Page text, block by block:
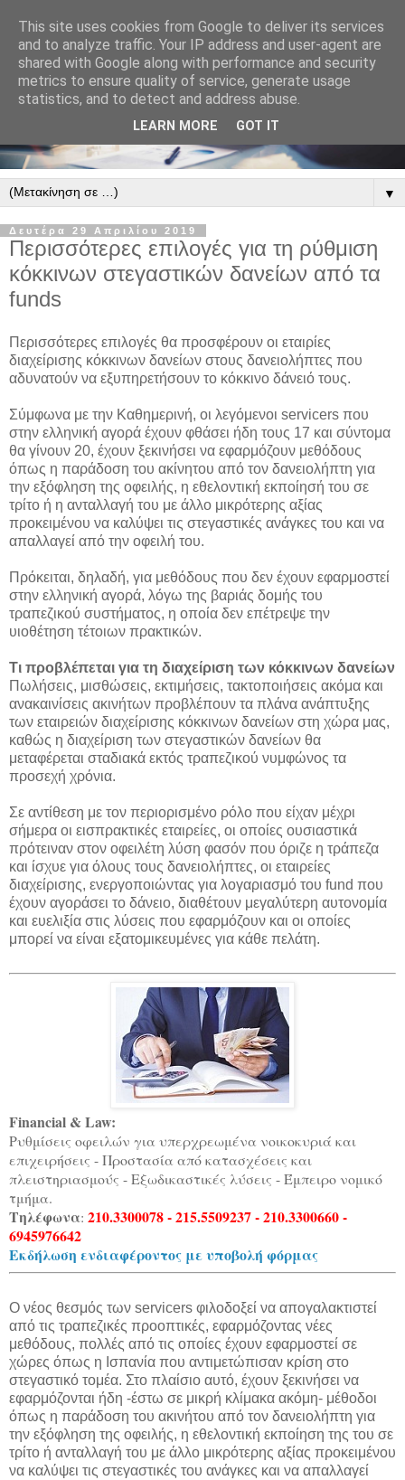
▼
Δευτέρα 29 Απριλίου 2019
Περισσότερες επιλογές για τη ρύθμιση
κόκκινων στεγαστικών δανείων από τα
funds
Περισσότερες επιλογές θα προσφέρουν οι εταιρίες
διαχείρισης κόκκινων δανείων στους δανειολήπτες που
αδυνατούν να εξυπηρετήσουν το κόκκινο δάνειό τους.
Σύμφωνα με την Καθημερινή, οι λεγόμενοι servicers που
στην ελληνική αγορά έχουν φθάσει ήδη τους 17 και σύντομα
θα γίνουν 20, έχουν ξεκινήσει να εφαρμόζουν μεθόδους
όπως η παράδοση του ακίνητου από τον δανειολήπτη για
την εξόφληση της οφειλής, η εθελοντική εκποίησή του σε
τρίτο ή η ανταλλαγή του με άλλο μικρότερης αξίας
προκειμένου να καλύψει τις στεγαστικές ανάγκες του και να
απαλλαγεί από την οφειλή του.
Πρόκειται, δηλαδή, για μεθόδους που δεν έχουν εφαρμοστεί
στην ελληνική αγορά, λόγω της βαριάς δομής του
τραπεζικού συστήματος, η οποία δεν επέτρεψε την
υιοθέτηση τέτοιων πρακτικών.
Τι προβλέπεται για τη διαχείριση των κόκκινων δανείων
Πωλήσεις, μισθώσεις, εκτιμήσεις, τακτοποιήσεις ακόμα και
ανακαινίσεις ακινήτων προβλέπουν τα πλάνα ανάπτυξης
των εταιρειών διαχείρισης κόκκινων δανείων στη χώρα μας,
καθώς η διαχείριση των στεγαστικών δανείων θα
μεταφέρεται σταδιακά εκτός τραπεζικού νυμφώνος τα
προσεχή χρόνια.
Σε αντίθεση με τον περιορισμένο ρόλο που είχαν μέχρι
σήμερα οι εισπρακτικές εταιρείες, οι οποίες ουσιαστικά
πρότειναν στον οφειλέτη λύση φασόν που όριζε η τράπεζα
και ίσχυε για όλους τους δανειολήπτες, οι εταιρείες
διαχείρισης, ενεργοποιώντας για λογαριασμό του fund που
έχουν αγοράσει το δάνειο, διαθέτουν μεγαλύτερη αυτονομία
και ευελιξία στις λύσεις που εφαρμόζουν και οι οποίες
μπορεί να είναι εξατομικευμένες για κάθε πελάτη.
Financial & Law:
Ρυθμίσεις οφειλών για υπερχρεωμένα νοικοκυριά και
επιχειρήσεις - Προστασία από κατασχέσεις και
πλειστηριασμούς - Εξωδικαστικές λύσεις - Έμπειρο νομικό
τμήμα.
Τηλέφωνα: 210.3300078 - 215.5509237 - 210.3300660 -
6945976642
Εκδήλωση ενδιαφέροντος με υποβολή φόρμας
Ο νέος θεσμός των servicers φιλοδοξεί να απογαλακτιστεί
από τις τραπεζικές προοπτικές, εφαρμόζοντας νέες
μεθόδους, πολλές από τις οποίες έχουν εφαρμοστεί σε
χώρες όπως η Ισπανία που αντιμετώπισαν κρίση στο
στεγαστικό τομέα. Στο πλαίσιο αυτό, έχουν ξεκινήσει να
εφαρμόζονται ήδη -έστω σε μικρή κλίμακα ακόμη- μέθοδοι
όπως η παράδοση του ακινήτου από τον δανειολήπτη για
την εξόφληση της οφειλής, η εθελοντική εκποίηση της του σε
τρίτο ή ανταλλαγή του με άλλο μικρότερης αξίας προκειμένου
να καλύψει τις στεγαστικές του ανάγκες και να απαλλαγεί
This site uses cookies from Google to deliver its services
and to analyze traffic. Your IP address and user-agent are
shared with Google along with performance and security
metrics to ensure quality of service, generate usage
statistics, and to detect and address abuse.
LEARN MORE GOT IT